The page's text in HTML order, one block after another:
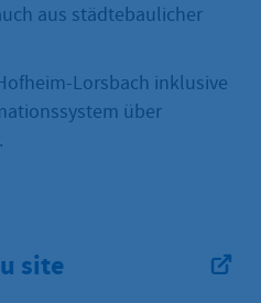
aus städtebaulicher
Lorsbach inklusive
über
site